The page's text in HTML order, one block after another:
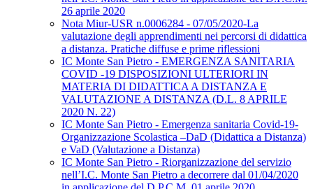
26 aprile 2020
Nota Miur-USR n.0006284 - 07/05/2020-La
valutazione degli apprendimenti nei percorsi di didattica
a distanza. Pratiche diffuse e prime riflessioni
IC Monte San Pietro - EMERGENZA SANITARIA
COVID -19 DISPOSIZIONI ULTERIORI IN
MATERIA DI DIDATTICA A DISTANZA E
VALUTAZIONE A DISTANZA (D.L. 8 APRILE
2020 N. 22)
IC Monte San Pietro - Emergenza sanitaria Covid-19-
Organizzazione Scolastica –DaD (Didattica a Distanza)
e VaD (Valutazione a Distanza)
IC Monte San Pietro - Riorganizzazione del servizio
nell’I.C. Monte San Pietro a decorrere dal 01/04/2020